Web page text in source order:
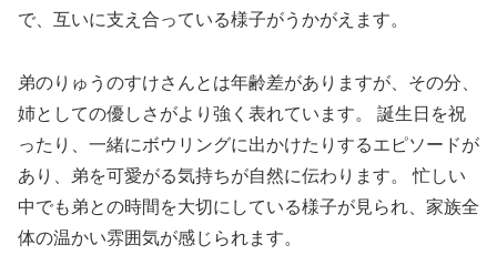
で、互いに支え合っている様子がうかがえます。
弟のりゅうのすけさんとは年齢差がありますが、その分、
姉としての優しさがより強く表れています。 誕生日を祝
ったり、一緒にボウリングに出かけたりするエピソードが
あり、弟を可愛がる気持ちが自然に伝わります。 忙しい
中でも弟との時間を大切にしている様子が見られ、家族全
体の温かい雰囲気が感じられます。